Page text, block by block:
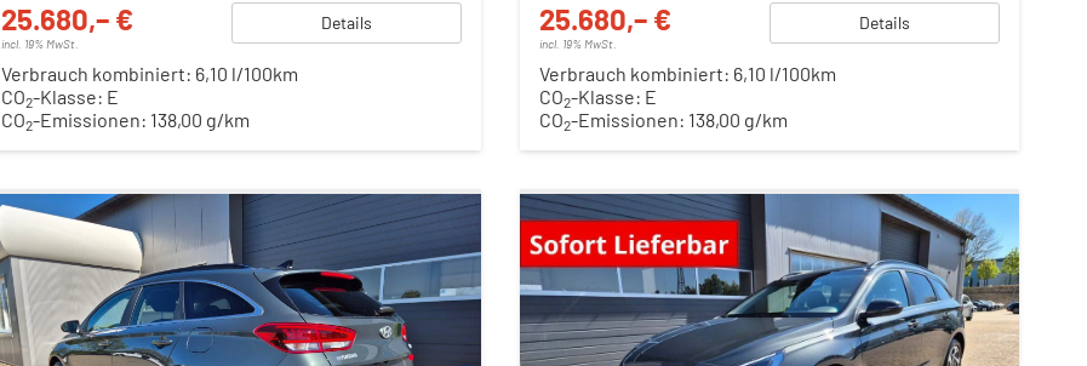
25.680,– €
incl. 19% MwSt.
Details
Verbrauch kombiniert: 6,10 l/100km
CO2-Klasse: E
CO2-Emissionen: 138,00 g/km
25.680,– €
incl. 19% MwSt.
Details
Verbrauch kombiniert: 6,10 l/100km
CO2-Klasse: E
CO2-Emissionen: 138,00 g/km